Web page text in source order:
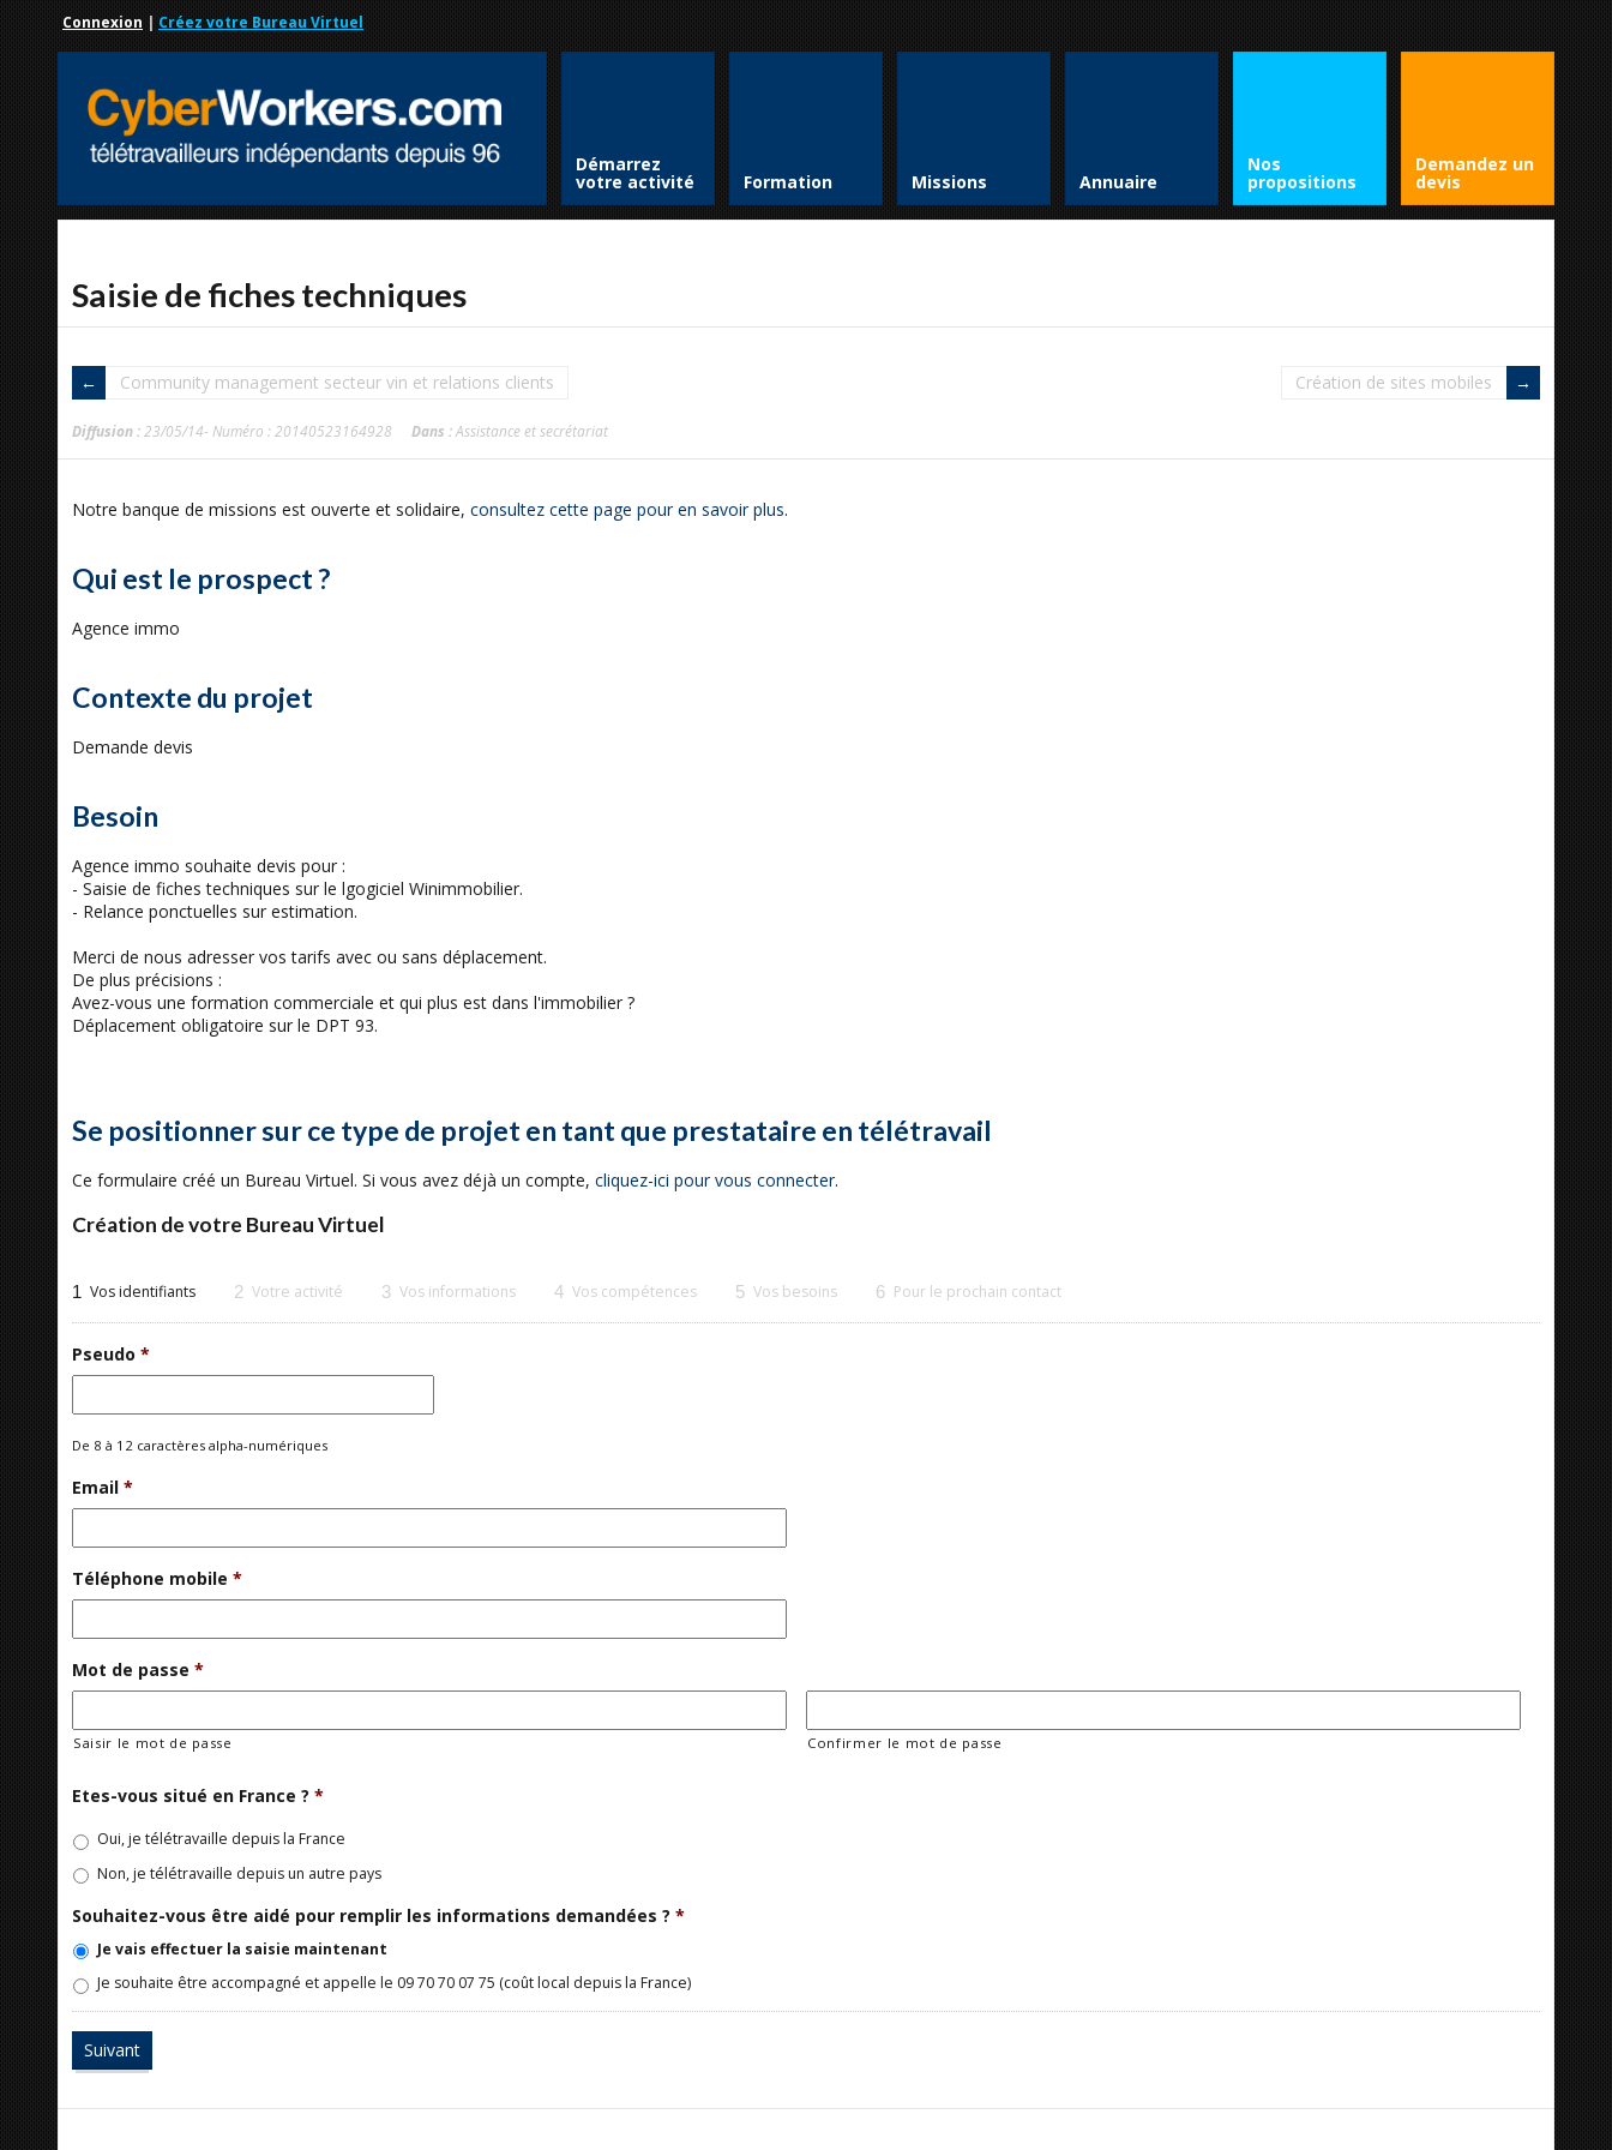
Connexion | Créez votre Bureau Virtuel
Démarrez
votre activité Formation Missions Annuaire
Nos
propositions
Demandez un
devis
Saisie de fiches techniques
Community management secteur vin et relations clients Création de sites mobiles
Diffusion : 23/05/14- Numéro : 20140523164928 Dans :Assistance et secrétariat
Notre banque de missions est ouverte et solidaire, consultez cette page pour en savoir plus.
Qui est le prospect ?
Agence immo
Contexte du projet
Demande devis
Besoin
Agence immo souhaite devis pour :
- Saisie de fiches techniques sur le lgogiciel Winimmobilier.
- Relance ponctuelles sur estimation.
Merci de nous adresser vos tarifs avec ou sans déplacement.
De plus précisions :
Avez-vous une formation commerciale et qui plus est dans l'immobilier ?
Déplacement obligatoire sur le DPT 93.
Se positionner sur ce type de projet en tant que prestataire en télétravail
Ce formulaire créé un Bureau Virtuel. Si vous avez déjà un compte, cliquez-ici pour vous connecter.
Création de votre Bureau Virtuel
1 Vos identifiants 2 Votre activité 3 Vos informations 4 Vos compétences 5 Vos besoins 6 Pour le prochain contact
Pseudo *
De 8 à 12 caractères alpha-numériques
Email *
Téléphone mobile *
Mot de passe *
Saisir le mot de passe Confirmer le mot de passe
Etes-vous situé en France ? *
Oui, je télétravaille depuis la France
Non, je télétravaille depuis un autre pays
Souhaitez-vous être aidé pour remplir les informations demandées ? *
Je vais effectuer la saisie maintenant
Je souhaite être accompagné et appelle le 09 70 70 07 75 (coût local depuis la France)